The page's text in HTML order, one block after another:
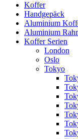
Koffer
Handgepäck
Aluminium
Aluminium
Koffer Serien
London
Oslo
Tokyo